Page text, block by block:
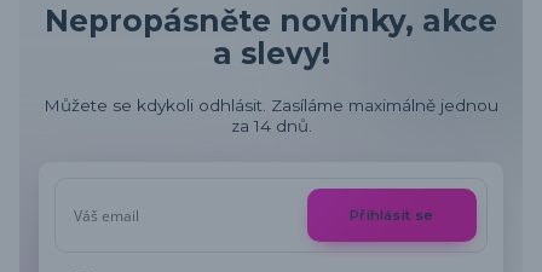
Nepropásněte novinky, akce
a slevy!
Můžete se kdykoli odhlásit. Zasíláme maximálně jednou
za 14 dnů.
Přihlásit se